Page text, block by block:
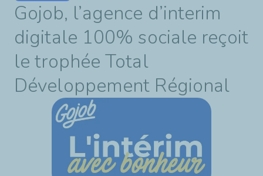
Gojob, l’agence d’interim
digitale 100% sociale reçoit
le trophée Total
Développement Régional